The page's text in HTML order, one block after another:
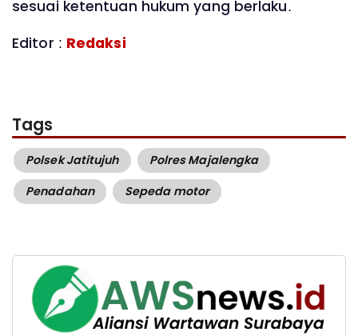
sesuai ketentuan hukum yang berlaku.
Editor : Redaksi
Tags
Polsek Jatitujuh
Polres Majalengka
Penadahan
Sepeda motor